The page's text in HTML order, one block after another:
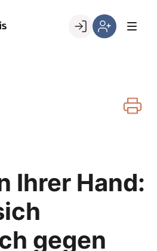
registrieren,
sind
Ihrer Hand:
gegen